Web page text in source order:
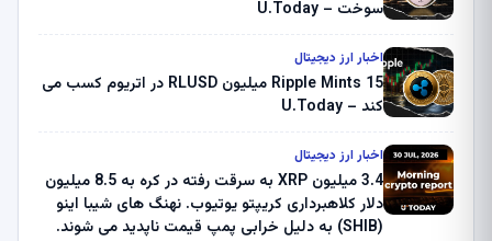
سوخت – U.Today
اخبار ارز دیجیتال
Ripple Mints 15 میلیون RLUSD در اتریوم کسب می
کند – U.Today
اخبار ارز دیجیتال
3.4 میلیون XRP به سرقت رفته در کره به 8.5 میلیون
دلار کلاهبرداری کریپتو یوتیوب. نهنگ های شیبا اینو
(SHIB) به دلیل خرابی پمپ قیمت ناپدید می شوند.